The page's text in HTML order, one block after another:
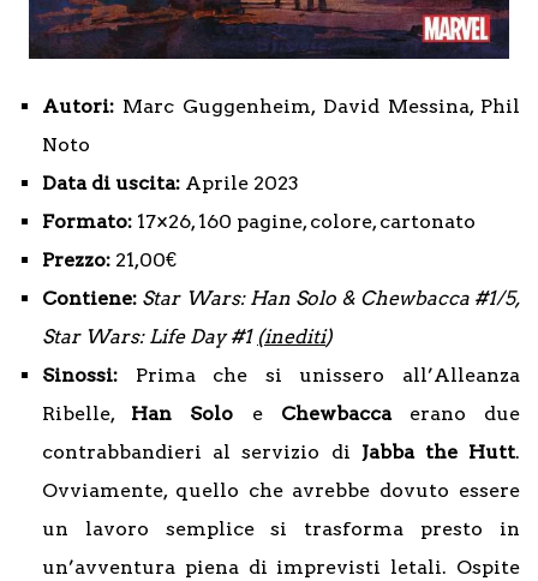
Autori: Marc Guggenheim, David Messina, Phil
Noto
Data di uscita: Aprile 2023
Formato: 17×26, 160 pagine, colore, cartonato
Prezzo: 21,00€
Contiene: Star Wars: Han Solo & Chewbacca #1/5,
Star Wars: Life Day #1 (inediti)
Sinossi: Prima che si unissero all’Alleanza
Ribelle, Han Solo e Chewbaccaerano due
contrabbandieri al servizio di Jabba the Hutt.
Ovviamente, quello che avrebbe dovuto essere
un lavoro semplice si trasforma presto in
un’avventura piena di imprevisti letali. Ospite